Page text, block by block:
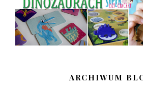
ARCHIWUM